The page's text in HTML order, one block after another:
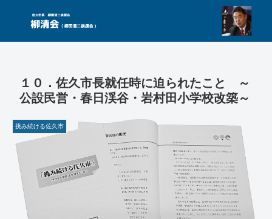
１０．佐久市長就任時に迫られたこと ～
公設民営・春日渓谷・岩村田小学校改築～
挑み続ける佐久市